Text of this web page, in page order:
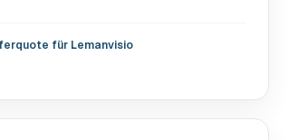
für Lemanvisio